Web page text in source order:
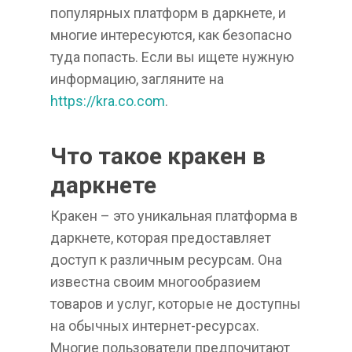
популярных платформ в даркнете, и
многие интересуются, как безопасно
туда попасть. Если вы ищете нужную
информацию, загляните на
https://kra.co.com.
Что такое кракен в
даркнете
Кракен – это уникальная платформа в
даркнете, которая предоставляет
доступ к различным ресурсам. Она
известна своим многообразием
товаров и услуг, которые не доступны
на обычных интернет-ресурсах.
Многие пользователи предпочитают